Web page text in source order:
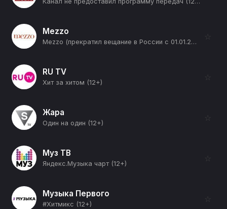
Mezzo
Mezzo (прекратил вещание в России с 01.01.2026) (12+)
☆
RU TV
Хит за хитом (12+)
☆
Жара
Один на один (12+)
☆
Муз ТВ
Яндекс.Музыка чарт (12+)
☆
Музыка Первого
#Хитмикс (12+)
☆